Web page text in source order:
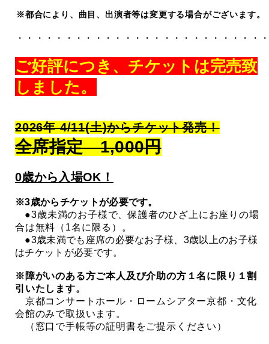
※都合により、曲目、出演者等は変更する場合がございます。
・・・・・・・・・・・・・・・・・・・・・・・・・
ご好評につき、チケットは完売致
しました。
2026年 4/11(土)からチケット発売！
全席指定 1,000円
0歳から入場OK！
※3歳からチケットが必要です。
●3歳未満のお子様で、保護者のひざ上にお座りの場
合は無料（1名に限る）。
●3歳未満でも座席の必要なお子様、3歳以上のお子様
はチケットが必要です。
※障がいのある方ご本人及び介助の方１名に限り１割
引いたします。
京都コンサートホール・ロームシアター京都・文化
会館のみで取扱います。
（窓口で手帳等の証明書をご提示ください）